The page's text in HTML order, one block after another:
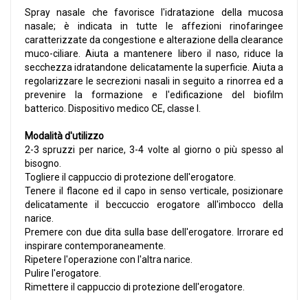
Spray nasale che favorisce l'idratazione della mucosa
nasale; è indicata in tutte le affezioni rinofaringee
caratterizzate da congestione e alterazione della clearance
muco-ciliare. Aiuta a mantenere libero il naso, riduce la
secchezza idratandone delicatamente la superficie. Aiuta a
regolarizzare le secrezioni nasali in seguito a rinorrea ed a
prevenire la formazione e l'edificazione del biofilm
batterico. Dispositivo medico CE, classe I.
Modalità d'utilizzo
2-3 spruzzi per narice, 3-4 volte al giorno o più spesso al
bisogno.
Togliere il cappuccio di protezione dell'erogatore.
Tenere il flacone ed il capo in senso verticale, posizionare
delicatamente il beccuccio erogatore all'imbocco della
narice.
Premere con due dita sulla base dell'erogatore. Irrorare ed
inspirare contemporaneamente.
Ripetere l'operazione con l'altra narice.
Pulire l'erogatore.
Rimettere il cappuccio di protezione dell'erogatore.